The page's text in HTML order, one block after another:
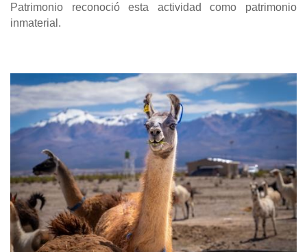
Patrimonio reconoció esta actividad como patrimonio
inmaterial.